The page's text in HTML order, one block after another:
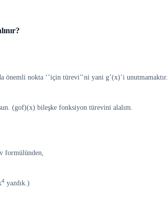
nokta ‘’için türevi’’ni yani g’(x)’i unutmamaktır.
(gof)(x) bileşke fonksiyon türevini alalım.
formülünden,
4 yazdık.)